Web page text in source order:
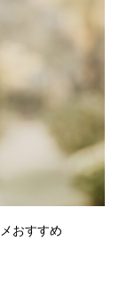
おすすめ